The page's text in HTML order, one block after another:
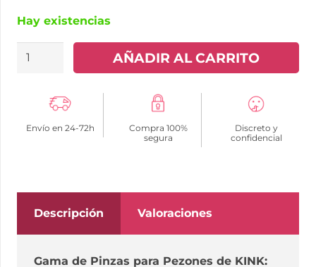
Hay existencias
KINK
PEZONES
AÑADIR AL CARRITO
Envío en 24-72h
Compra 100%
segura
Discreto y
confidencial
Descripción Valoraciones
Gama de Pinzas para Pezones de KINK: